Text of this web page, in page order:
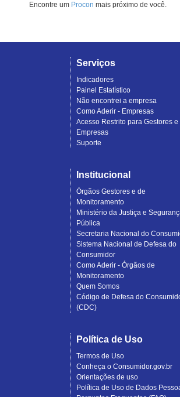
Encontre um Procon mais próximo de você.
Serviços
Indicadores
Painel Estatístico
Não encontrei a empresa
Como Aderir - Empresas
Acesso Restrito para Gestores e
Empresas
Suporte
Institucional
Órgãos Gestores e de
Monitoramento
Ministério da Justiça e
Pública
Secretaria Nacional do
Sistema Nacional de Defesa do
Consumidor
Como Aderir - Órgãos de
Monitoramento
Quem Somos
Código de Defesa do
(CDC)
Política de Uso
Termos de Uso
Conheça o Consumidor.gov.br
Orientações de uso
Política de Uso de Dados